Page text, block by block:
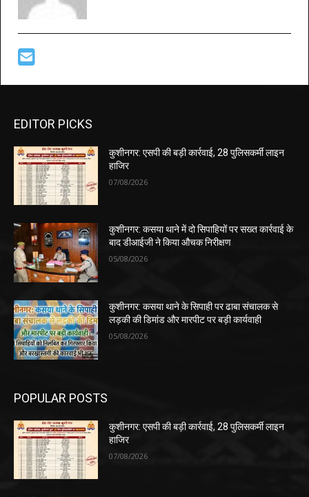
EDITOR PICKS
कुशीनगर: एसपी की बड़ी कार्रवाई, 28 पुलिसकर्मी लाइन
हाजिर
07/08/2026
कुशीनगर: कसया थाने में दो सिपाहियों पर सख्त कार्रवाई के
बाद डीआईजी ने किया औचक निरीक्षण
05/08/2026
कुशीनगर: कसया थाने के सिपाही पर ढाबा संचालक से
लड़की की डिमांड और मारपीट पर बड़ी कार्यवाही
05/08/2026
POPULAR POSTS
कुशीनगर: एसपी की बड़ी कार्रवाई, 28 पुलिसकर्मी लाइन
हाजिर
07/08/2026